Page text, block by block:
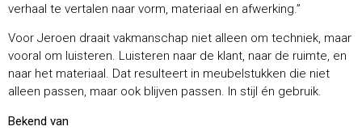
verhaal te vertalen naar vorm, materiaal en afwerking.”
Voor Jeroen draait vakmanschap niet alleen om techniek, maar
vooral om luisteren. Luisteren naar de klant, naar de ruimte, en
naar het materiaal. Dat resulteert in meubelstukken die niet
alleen passen, maar ook blijven passen. In stijl én gebruik.
Bekend van